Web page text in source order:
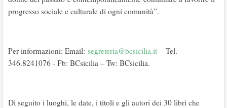
progresso sociale e culturale di ogni comunità”.
Per informazioni: Email: segreteria@bcsicilia.it – Tel.
346.8241076 - Fb: BCsicilia – Tw: BCsicilia.
Di seguito i luoghi, le date, i titoli e gli autori dei 30 libri che